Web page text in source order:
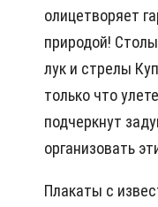
олицетворяет
природой!
лук и стрелы
только что
подчеркнут
организовать
Плакаты с